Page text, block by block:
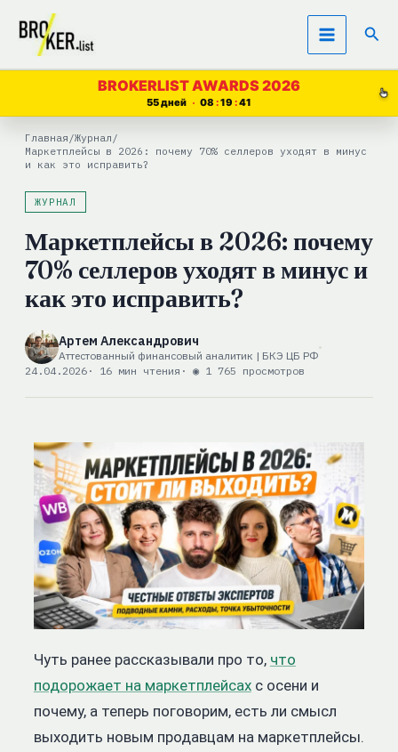
Перейти
содержимому
BROKERLIST AWARDS 2026
55 дней 08 19 40
Главная /Журнал /
Маркетплейсы в 2026: почему 70% селлеров уходят в минус
и как это исправить?
ЖУРНАЛ
Маркетплейсы в 2026: почему
70% селлеров уходят в минус и
как это исправить?
Артем Александрович
Аттестованный финансовый аналитик | БКЭ ЦБ РФ
24.04.2026· 16 мин чтения · ◉ 1 765 просмотров
Чуть ранее рассказывали про то, что
подорожает на маркетплейсахс осени и
почему, а теперь поговорим, есть ли смысл
выходить новым продавцам на маркетплейсы.